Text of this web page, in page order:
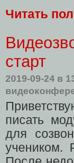
Читать
старт
2019-09-24 в
писать
для
учеником.